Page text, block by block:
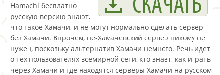
Hamachi бесплатно
русскую версию знают,
что такое Хамачи, и не могут нормально сделать сервер
без Хамачи. Впрочем, не-Хамачевский сервер никому не
нужен, поскольку альтернатив Хамачи немного. Речь идет
о тех пользователях всемирной сети, кто знает, как играть
через Хамачи и где находятся серверы Хамачи на русском